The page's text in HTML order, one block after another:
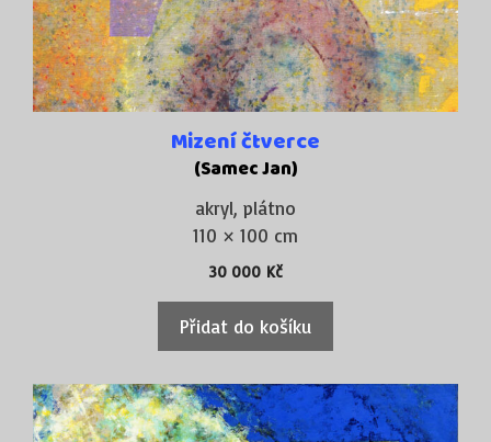
Mizení čtverce
(Samec Jan)
akryl, plátno
110 × 100 cm
30 000 Kč
Přidat do košíku